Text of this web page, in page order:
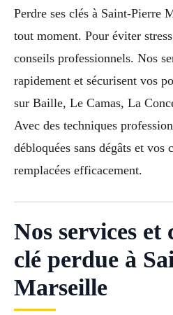
Perdre ses clés à Saint-Pierre
tout moment. Pour éviter
conseils professionnels. Nos
rapidement et sécurisent vos
sur Baille, Le Camas, La
Avec des techniques
débloquées sans dégâts et vos
remplacées efficacement.
Nos services et
clé perdue à
Marseille